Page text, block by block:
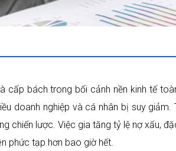
cấp bách trong bối cảnh nền kinh tế
doanh nghiệp và cá nhân bị suy
chiến lược. Việc gia tăng tỷ lệ nợ xấu,
phức tạp hơn bao giờ hết.